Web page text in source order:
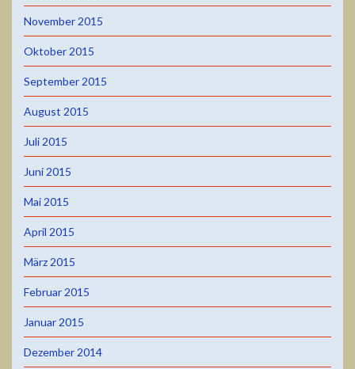
November 2015
Oktober 2015
September 2015
August 2015
Juli 2015
Juni 2015
Mai 2015
April 2015
März 2015
Februar 2015
Januar 2015
Dezember 2014